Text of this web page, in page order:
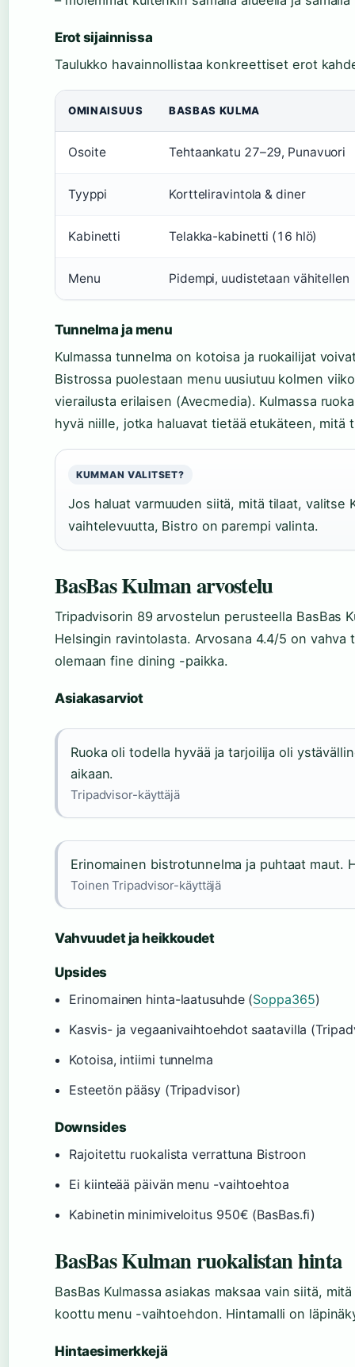
Erot sijainnissa
Taulukko havainnollistaa konkreettiset erot
OMINAISUUS BASBAS KULMA
Osoite Tehtaankatu 27–29, Punavuori
Tyyppi Kortteliravintola & diner
Kabinetti Telakka-kabinetti (16 hlö)
Menu Pidempi, uudistetaan vähitellen
Tunnelma ja menu
Kulmassa tunnelma on kotoisa ja ruokailijat
Bistrossa puolestaan menu uusiutuu kolmen
vierailusta erilaisen (Avecmedia). Kulmassa
hyvä niille, jotka haluavat tietää etukäteen, mitä
KUMMAN VALITSET?
Jos haluat varmuuden siitä, mitä tilaat, valitse
vaihtelevuutta, Bistro on parempi valinta.
BasBas Kulman arvostelu
Tripadvisorin 89 arvostelun perusteella BasBas
Helsingin ravintolasta. Arvosana 4.4/5 on
olemaan fine dining -paikka.
Asiakasarviot
Ruoka oli todella hyvää ja tarjoilija oli
aikaan.
Tripadvisor-käyttäjä
Erinomainen bistrotunnelma ja puhtaat maut.
Toinen Tripadvisor-käyttäjä
Vahvuudet ja heikkoudet
Upsides
Erinomainen hinta-laatusuhde (Soppa365)
Kasvis- ja vegaanivaihtoehdot saatavilla
Kotoisa, intiimi tunnelma
Esteetön pääsy (Tripadvisor)
Downsides
Rajoitettu ruokalista verrattuna Bistroon
Ei kiinteää päivän menu -vaihtoehtoa
Kabinetin minimiveloitus 950€ (BasBas.fi)
BasBas Kulman ruokalistan hinta
BasBas Kulmassa asiakas maksaa vain siitä,
koottu menu -vaihtoehdon. Hintamalli on
Hintaesimerkkejä